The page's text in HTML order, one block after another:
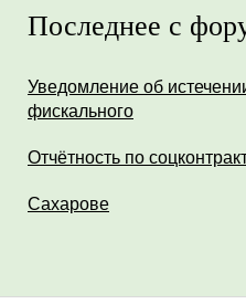
Последнее с
Уведомление об
фискального
Отчётность по
Сахарове